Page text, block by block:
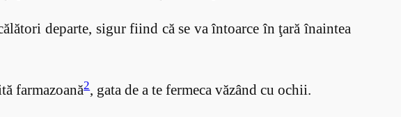
departe, sigur fiind că se va întoarce în ţară înaintea
farmazoană2, gata de a te fermeca văzând cu ochii.